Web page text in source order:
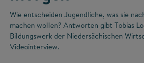
Wie entscheiden Jugendliche, was sie
machen wollen? Antworten gibt Tobias
Bildungswerk der Niedersächischen
Videointerview.